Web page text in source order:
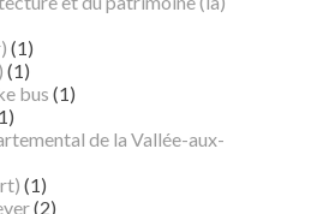
(1)
(1)
bus (1)
de la Vallée-aux-
(1)
(2)